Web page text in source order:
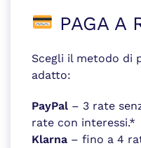
PAGA A
Scegli il metodo di
adatto:
PayPal – 3 rate
rate con interessi.*
Klarna – fino a 4